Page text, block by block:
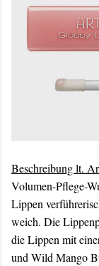
Beschreibung lt.
Volumen-Pflege-
Lippen
weich. Die
die Lippen mit
und Wild Mango